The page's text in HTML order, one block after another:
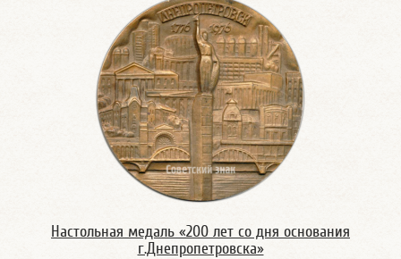
Настольная медаль «200 лет со дня основания
г.Днепропетровска»